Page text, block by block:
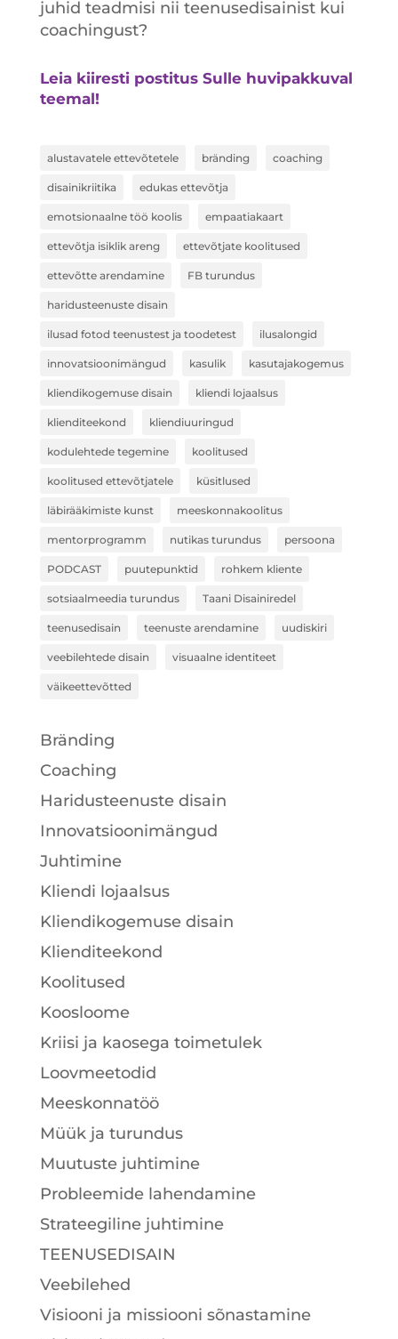
juhid teadmisi nii teenusedisainist kui
coachingust?
Leia kiiresti postitus Sulle huvipakkuval
teemal!
alustavatele ettevõtetele bränding coaching
disainikriitika edukas ettevõtja
emotsionaalne töö koolis empaatiakaart
ettevõtja isiklik areng ettevõtjate koolitused
ettevõtte arendamine FB turundus
haridusteenuste disain
ilusad fotod teenustest ja toodetest ilusalongid
innovatsioonimängud kasulik kasutajakogemus
kliendikogemuse disain kliendi lojaalsus
klienditeekond kliendiuuringud
kodulehtede tegemine koolitused
koolitused ettevõtjatele küsitlused
läbirääkimiste kunst meeskonnakoolitus
mentorprogramm nutikas turundus persoona
PODCAST puutepunktid rohkem kliente
sotsiaalmeedia turundus Taani Disainiredel
teenusedisain teenuste arendamine uudiskiri
veebilehtede disain visuaalne identiteet
väikeettevõtted
Bränding
Coaching
Haridusteenuste disain
Innovatsioonimängud
Juhtimine
Kliendi lojaalsus
Kliendikogemuse disain
Klienditeekond
Koolitused
Koosloome
Kriisi ja kaosega toimetulek
Loovmeetodid
Meeskonnatöö
Müük ja turundus
Muutuste juhtimine
Probleemide lahendamine
Strateegiline juhtimine
TEENUSEDISAIN
Veebilehed
Visiooni ja missiooni sõnastamine